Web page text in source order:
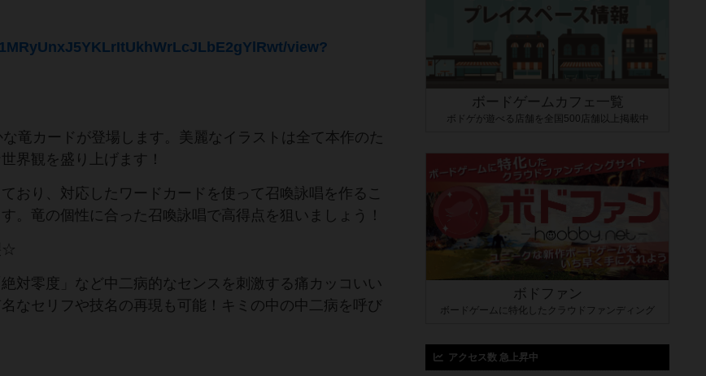
view?
竜カードが登場します。美麗なイラストは全て本作のた
界観を盛り上げます！
おり、対応したワードカードを使って召喚詠唱を作るこ
。竜の個性に合った召喚詠唱で高得点を狙いましょう！
☆
対零度」など中二病的なセンスを刺激する痛カッコいい
なセリフや技名の再現も可能！キミの中の中二病を呼び
ボードゲームカフェ一覧
ボドゲが遊べる店舗を全国500店舗以上掲載中
ボドファン
ボードゲームに特化したクラウドファンディング
アクセス数 急上昇中